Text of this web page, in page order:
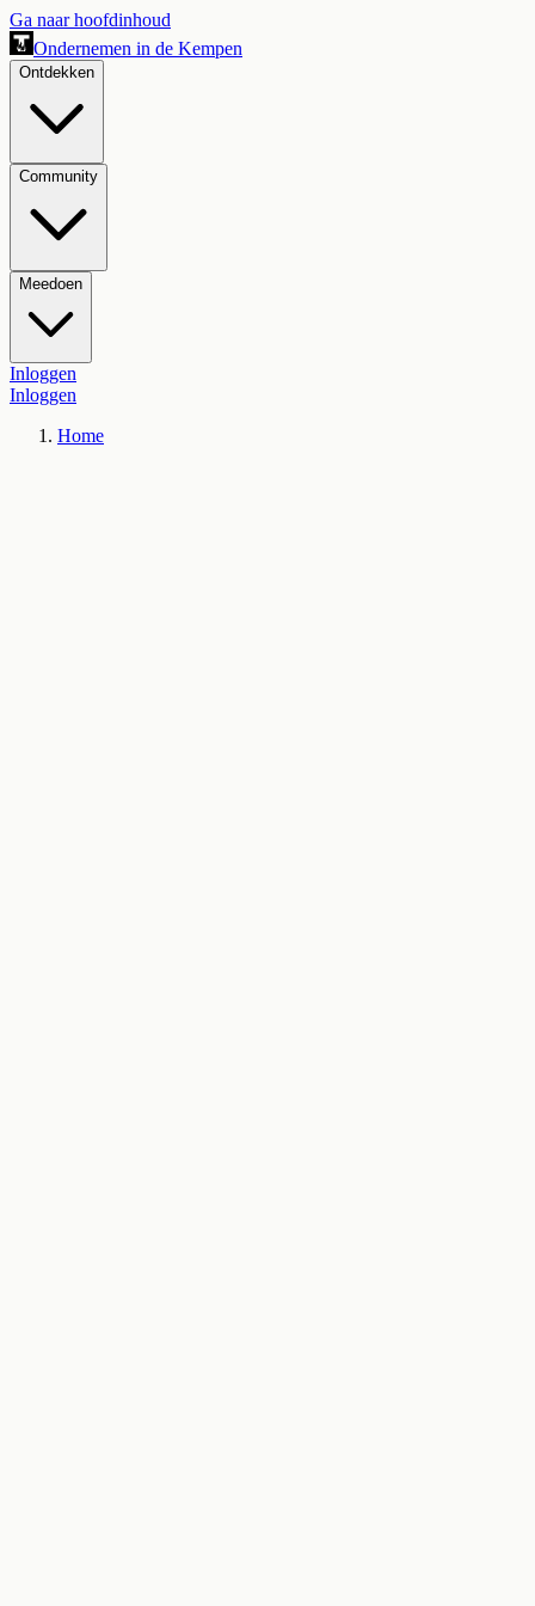
Ga naar hoofdinhoud
Ondernemen in de Kempen
Ontdekken
Community
Meedoen
Inloggen
Inloggen
Home